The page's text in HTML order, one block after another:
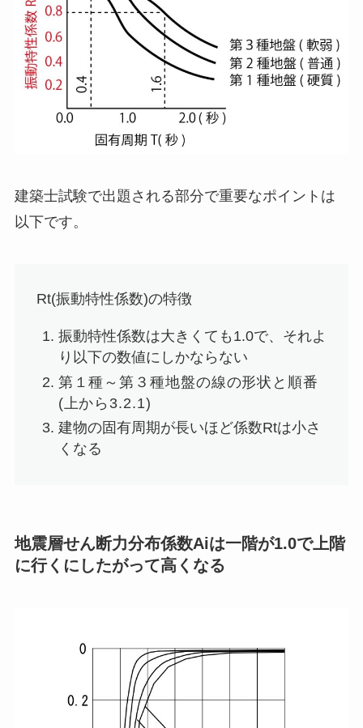
建築士試験で出題される部分で重要なポイントは
以下です。
Rt(振動特性係数)の特徴
振動特性係数は大きくても1.0で、それよ
り以下の数値にしかならない
第１種～第３種地盤の線の形状と順番
(上から3.2.1)
建物の固有周期が長いほど係数Rtは小さ
くなる
地震層せん断力分布係数Aiは一階が1.0で上階
に行くにしたがって高くなる